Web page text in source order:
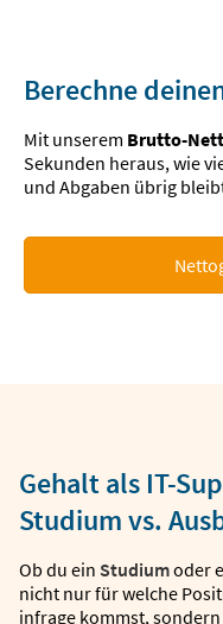
Berechne
Mit unserem Brutto-
Sekunden heraus, wie
und Abgaben übrig
Gehalt als IT-
Studium vs.
Ob du ein Studiumoder
nicht nur für welche
infrage kommst,